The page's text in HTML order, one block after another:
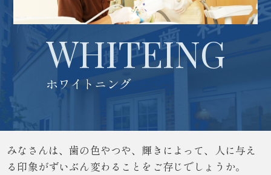
WHITEING
ホワイトニング
みなさんは、歯の色やつや、輝きによって、人に与え
る印象がずいぶん変わることをご存じでしょうか。